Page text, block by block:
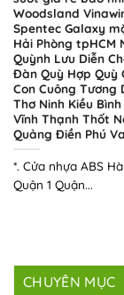
Woodsland
Spentec Galaxy
Hải Phòng tpHCM
Quỳnh Lưu Diễn
Đàn Quỳ Hợp Quỳ
Con Cuông Tương
Thơ Ninh Kiều
Vĩnh Thạnh Thốt
Quảng Điền Phú
*. Cửa nhựa ABS
Quận 1 Quận...
CHUYÊN MỤC